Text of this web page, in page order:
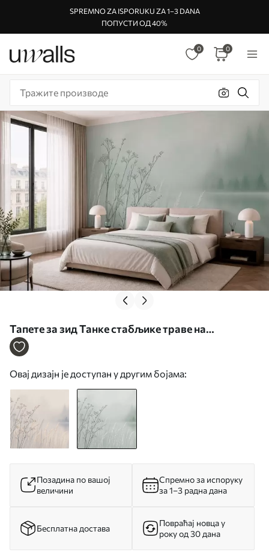
SPREMNO ZA ISPORUKU ZA 1–3 DANA
ПОПУСТИ ОД 40%
0 0
Тапете за зид Танке стабљике траве на
замућеној природној позадини бр. w05534v1
Овај дизајн је доступан у другим бојама:
Позадина по вашој
величини
Спремно за испоруку
за 1–3 радна дана
Бесплатна достава
Повраћај новца у
року од 30 дана